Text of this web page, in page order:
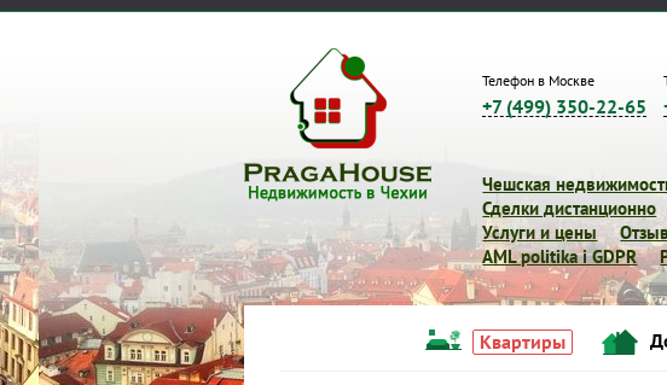
Телефон в Москве
+7 (499) 350-22-65
Чешская
Сделки дистанционно
Услуги и цены
AML politika i GDPR
Квартиры